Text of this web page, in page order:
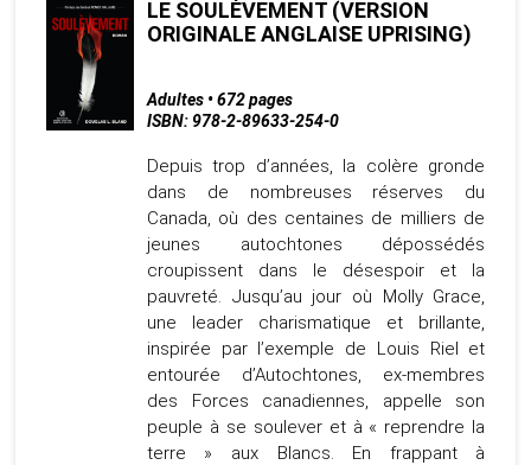
LE SOULÈVEMENT (VERSION
ORIGINALE ANGLAISE UPRISING)
Adultes • 672 pages
ISBN: 978-2-89633-254-0
Depuis trop d’années, la colère gronde
dans de nombreuses réserves du
Canada, où des centaines de milliers de
jeunes autochtones dépossédés
croupissent dans le désespoir et la
pauvreté. Jusqu’au jour où Molly Grace,
une leader charismatique et brillante,
inspirée par l’exemple de Louis Riel et
entourée d’Autochtones, ex-membres
des Forces canadiennes, appelle son
peuple à se soulever et à « reprendre la
terre » aux Blancs. En frappant à